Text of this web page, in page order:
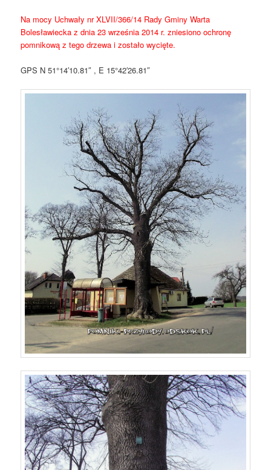
Na mocy Uchwały nr XLVII/366/14 Rady Gminy Warta
Bolesławiecka z dnia 23 września 2014 r. zniesiono ochronę
pomnikową z tego drzewa i zostało wycięte.
GPS N 51°14′10.81″ , E 15°42′26.81″